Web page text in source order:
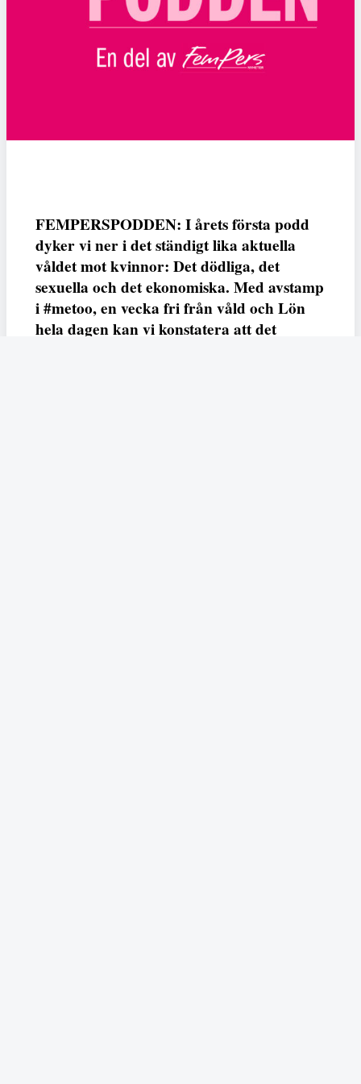
FEMPERSPODDEN: I årets första podd
dyker vi ner i det ständigt lika aktuella
våldet mot kvinnor: Det dödliga, det
sexuella och det ekonomiska. Med avstamp
i #metoo, en vecka fri från våld och Lön
hela dagen kan vi konstatera att det